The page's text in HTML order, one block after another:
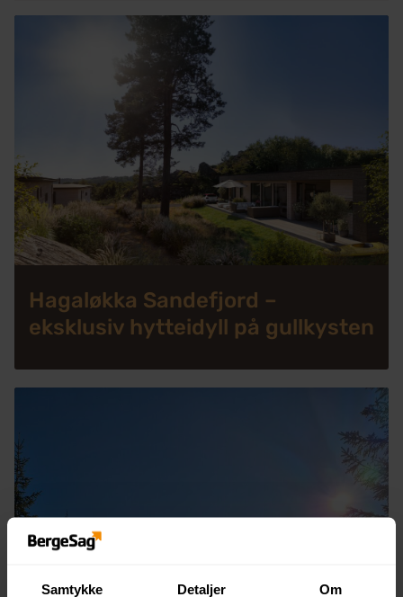
Samtykke Detaljer Om
Hagaløkka Sandefjord –
eksklusiv hytteidyll på gullkysten